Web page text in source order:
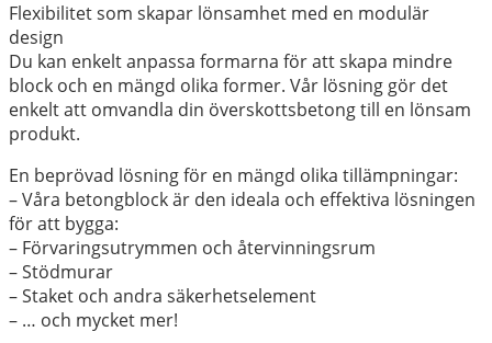
Flexibilitet som skapar lönsamhet med en modulär
design
Du kan enkelt anpassa formarna för att skapa mindre
block och en mängd olika former. Vår lösning gör det
enkelt att omvandla din överskottsbetong till en lönsam
produkt.
En beprövad lösning för en mängd olika tillämpningar:
– Våra betongblock är den ideala och effektiva lösningen
för att bygga:
– Förvaringsutrymmen och återvinningsrum
– Stödmurar
– Staket och andra säkerhetselement
– … och mycket mer!